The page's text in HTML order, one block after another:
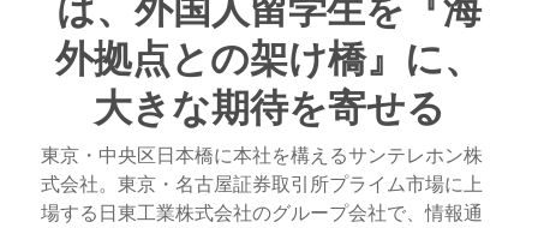
外拠点との架け橋』に、
大きな期待を寄せる
東京・中央区日本橋に本社を構えるサンテレホン株
式会社。東京・名古屋証券取引所プライム市場に上
場する日東工業株式会社のグループ会社で、情報通